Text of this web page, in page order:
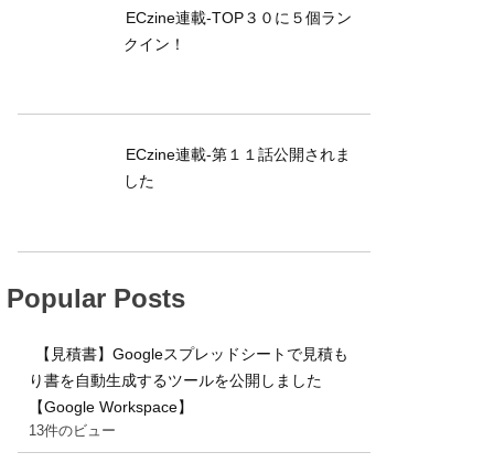
ECzine連載-TOP３０に５個ラン
クイン！
ECzine連載-第１１話公開されま
した
Popular Posts
【見積書】Googleスプレッドシートで見積も
り書を自動生成するツールを公開しました
【Google Workspace】
13件のビュー